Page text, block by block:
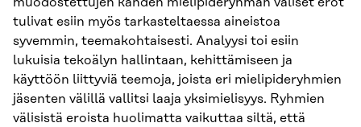
tulivat esiin myös tarkasteltaessa aineistoa
syvemmin, teemakohtaisesti. Analyysi toi esiin
lukuisia tekoälyn hallintaan, kehittämiseen ja
käyttöön liittyviä teemoja, joista eri mielipideryhmien
jäsenten välillä vallitsi laaja yksimielisyys. Ryhmien
välisistä eroista huolimatta vaikuttaa siltä, että